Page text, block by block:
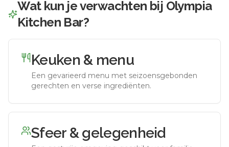
Wat kun je verwachten bij Olympia
Kitchen Bar?
Keuken & menu
Een gevarieerd menu met seizoensgebonden
gerechten en verse ingrediënten.
Sfeer & gelegenheid